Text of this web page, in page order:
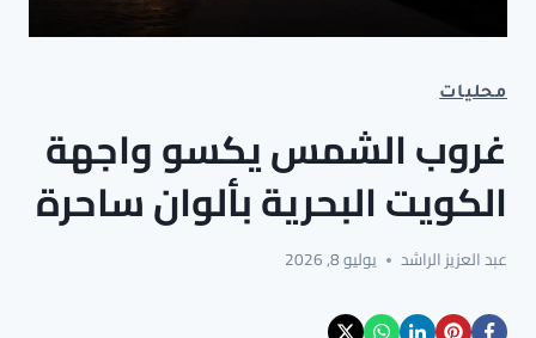
محليات
غروب الشمس يكسو واجهة
الكويت البحرية بألوان ساحرة
عبد العزيز الراشد يوليو 8, 2026